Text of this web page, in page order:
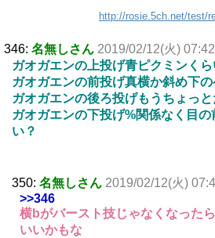
http://rosie.5ch.net/test/
346: 名無しさん 2019/02/12(火)
ガオガエンの上投げ青ピクミンく
ガオガエンの前投げ真横か斜め下
ガオガエンの後ろ投げもうちょっ
ガオガエンの下投げ%関係なく目
い？
350: 名無しさん 2019/02/12(火)
>>346
横bがバースト技じゃなくなった
いいかもな